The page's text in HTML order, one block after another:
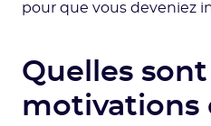
pour que vous deveniez
Quelles
motivations